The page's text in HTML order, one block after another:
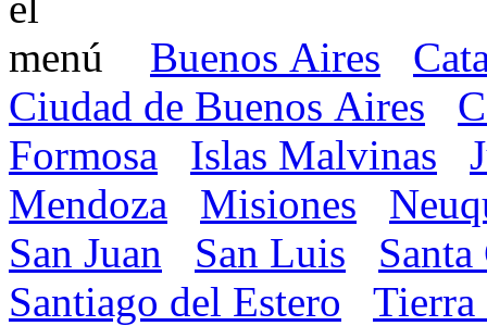
Buenos Aires
Ciudad de Buenos Aires
Formosa
Islas Malvinas
Mendoza
Misiones
San Juan
San Luis
Santiago del Estero
Tierra